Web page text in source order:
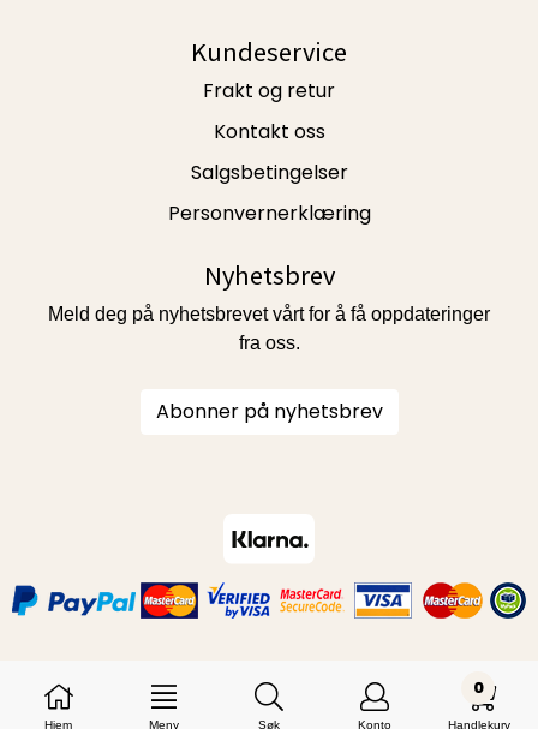
Hjem Meny Søk Konto
0
Handlekurv
Kundeservice
Frakt og retur
Kontakt oss
Salgsbetingelser
Personvernerklæring
Nyhetsbrev
Meld deg på nyhetsbrevet vårt for å få oppdateringer
fra oss.
Abonner på nyhetsbrev